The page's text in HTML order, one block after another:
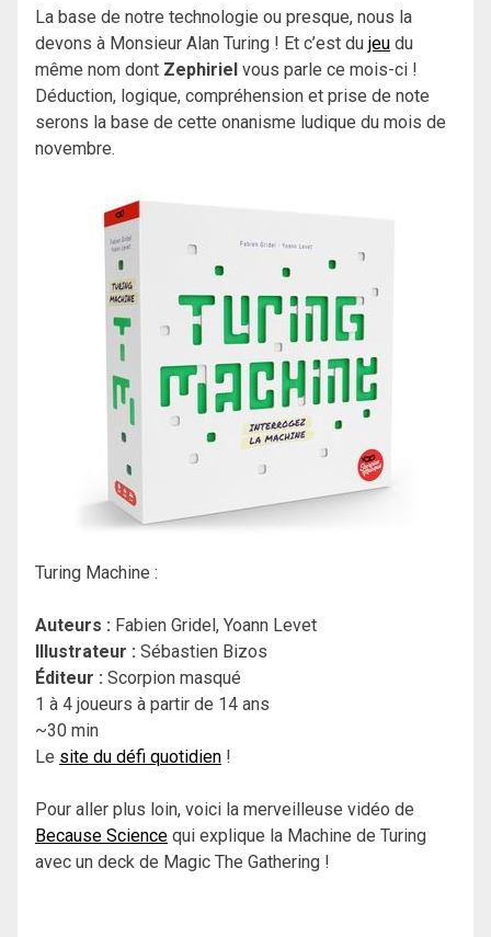
La base de notre technologie ou presque, nous la
devons à Monsieur Alan Turing ! Et c’est du jeu du
même nom dont Zephiriel vous parle ce mois-ci !
Déduction, logique, compréhension et prise de note
serons la base de cette onanisme ludique du mois de
novembre.
Turing Machine :
Auteurs : Fabien Gridel, Yoann Levet
Illustrateur : Sébastien Bizos
Éditeur : Scorpion masqué
1 à 4 joueurs à partir de 14 ans
~30 min
Le site du défi quotidien !
Pour aller plus loin, voici la merveilleuse vidéo de
Because Science qui explique la Machine de Turing
avec un deck de Magic The Gathering !